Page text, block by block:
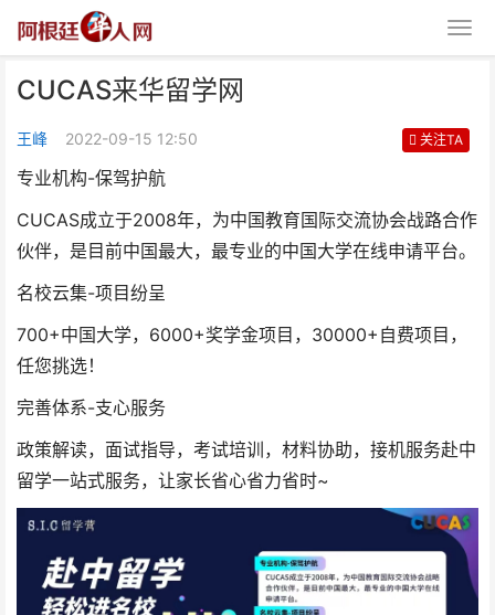
CUCAS来华留学网
王峰 2022-09-15 12:50 关注TA
专业机构-保驾护航
CUCAS成立于2008年，为中国教育国际交流协会战路合作
伙伴，是目前中国最大，最专业的中国大学在线申请平台。
名校云集-项目纷呈
700+中国大学，6000+奖学金项目，30000+自费项目，
任您挑选！
完善体系-支心服务
政策解读，面试指导，考试培训，材料协助，接机服务赴中
留学一站式服务，让家长省心省力省时~
CUCAS来华留学网